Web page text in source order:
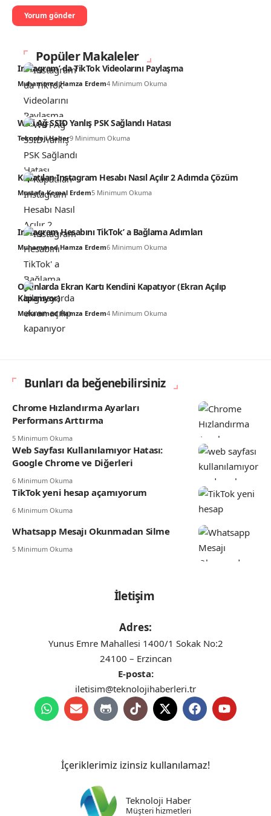
Popüler Makaleler
Instagram’ da TikTok Videolarını Paylaşma
Muhammed Hamza Erdem4 Minimum Okuma
WiFi Ağ SSID Yanlış PSK Sağlandı Hatası
Teknoloji Haber9 Minimum Okuma
Kapatılan Instagram Hesabı Nasıl Açılır 2 Adımda Çözüm
Mustafa Kemal Erdem5 Minimum Okuma
Instagram Hesabını TikTok’ a Bağlama Adımları
Muhammed Hamza Erdem6 Minimum Okuma
Oyunlarda Ekran Kartı Kendini Kapatıyor (Ekran Açılıp
Kapanıyor)
Muhammed Hamza Erdem4 Minimum Okuma
Bunları da beğenebilirsiniz
Chrome Hızlandırma Ayarları
Performans Arttırma
5 Minimum Okuma
Web Sayfası Kullanılamıyor Hatası:
Google Chrome ve Diğerleri
6 Minimum Okuma
TikTok yeni hesap açamıyorum
6 Minimum Okuma
Whatsapp Mesajı Okunmadan Silme
5 Minimum Okuma
İletişim
Adres:
Yunus Emre Mahallesi 1400/1 Sokak No:2
24100 – Erzincan
E-posta:
iletisim@teknolojihaberleri.tr
İçeriklerimiz izinsiz kullanılamaz!
Teknoloji Haber
Müşteri hizmetleri